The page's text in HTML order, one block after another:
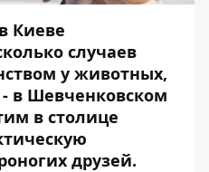
Киеве
случаев
у животных,
в Шевченковском
в столице
друзей.